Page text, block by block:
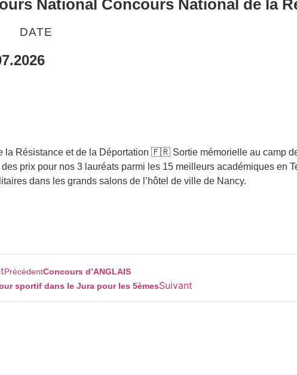
National Concours National de la
DATE
la Résistance et de la Déportation 🇫🇷 Sortie mémorielle au camp
prix pour nos 3 lauréats parmi les 15 meilleurs académiques en
dans les grands salons de l’hôtel de ville de Nancy.
PrécédentConcours d’ANGLAIS
sportif dans le Jura pour les 5èmesSuivant